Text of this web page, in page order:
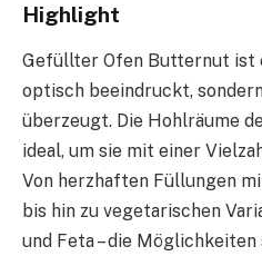
Highlight
Gefüllter Ofen Butternut ist
optisch beeindruckt,
überzeugt. Die Hohlräume
ideal, um sie mit einer
Von herzhaften Füllungen
bis hin zu vegetarischen
und Feta – die Möglichkeiten